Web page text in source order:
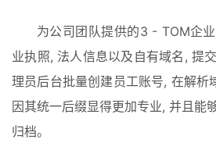
为公司团队提供的3 - TOM企
业执照, 法人信息以及自有域名, 提
理员后台批量创建员工账号, 在解析
因其统一后缀显得更加专业, 并且能
归档。